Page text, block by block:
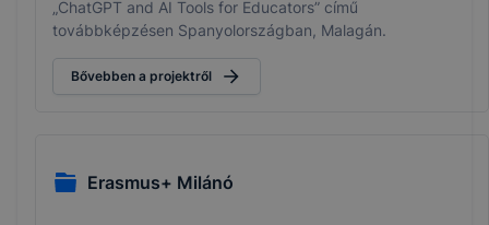
„ChatGPT and AI Tools for Educators” című
továbbképzésen Spanyolországban, Malagán.
Bővebben a projektről
Erasmus+ Milánó